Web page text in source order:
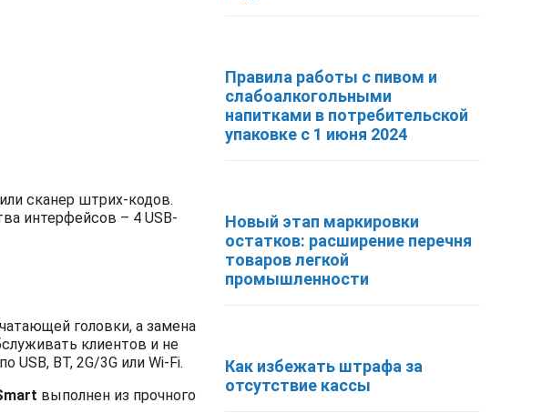
сканер штрих-кодов.
интерфейсов – 4 USB-
головки, а замена
клиентов и не
ВТ, 2G/3G или Wi-Fi.
выполнен из прочного
Правила работы с пивом и
слабоалкогольными
напитками в потребительской
упаковке с 1 июня 2024
Новый этап маркировки
остатков: расширение перечня
товаров легкой
промышленности
Как избежать штрафа за
отсутствие кассы